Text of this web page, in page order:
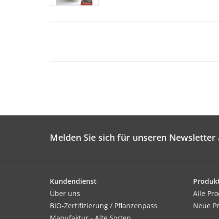
Melden Sie sich für unseren Newsletter
Kundendienst
Über uns
BIO-Zertifizierung / Pflanzenpass
Alle
Neue